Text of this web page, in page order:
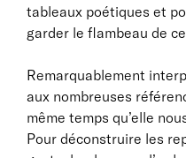
tableaux poétiques et
garder le flambeau de
Remarquablement
aux nombreuses
même temps qu’elle
Pour déconstruire les